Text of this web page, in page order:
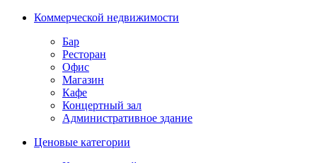
Коммерческой недвижимости
Бар
Ресторан
Офис
Магазин
Кафе
Концертный зал
Административное здание
Ценовые категории